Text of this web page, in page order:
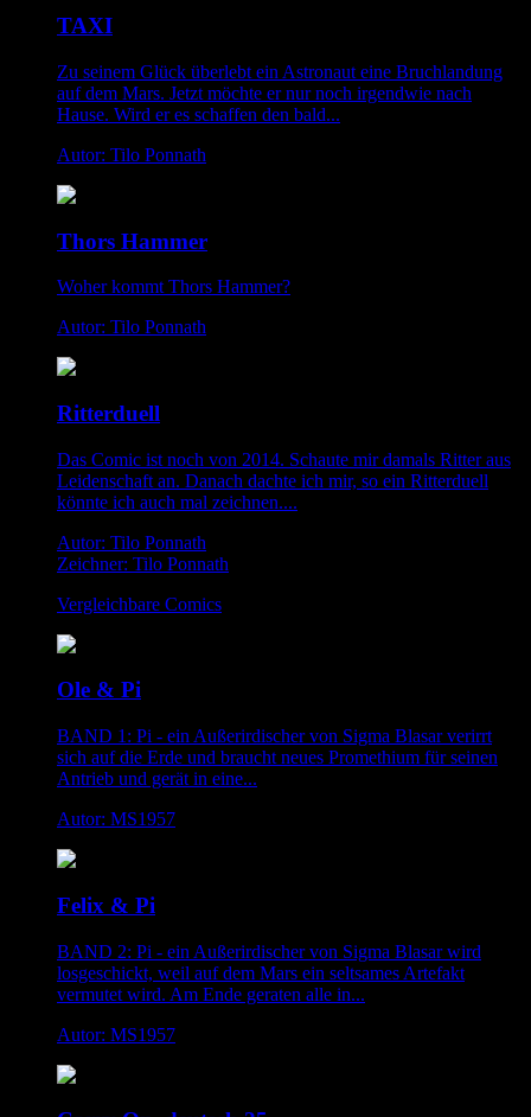
TAXI
Zu seinem Glück überlebt ein Astronaut eine Bruchlandung
auf dem Mars. Jetzt möchte er nur noch irgendwie nach
Hause. Wird er es schaffen den bald...
Autor: Tilo Ponnath
Thors Hammer
Woher kommt Thors Hammer?
Autor: Tilo Ponnath
Ritterduell
Das Comic ist noch von 2014. Schaute mir damals Ritter aus
Leidenschaft an. Danach dachte ich mir, so ein Ritterduell
könnte ich auch mal zeichnen....
Autor: Tilo Ponnath
Zeichner: Tilo Ponnath
Vergleichbare Comics
Ole & Pi
BAND 1: Pi - ein Außerirdischer von Sigma Blasar verirrt
sich auf die Erde und braucht neues Promethium für seinen
Antrieb und gerät in eine...
Autor: MS1957
Felix & Pi
BAND 2: Pi - ein Außerirdischer von Sigma Blasar wird
losgeschickt, weil auf dem Mars ein seltsames Artefakt
vermutet wird. Am Ende geraten alle in...
Autor: MS1957